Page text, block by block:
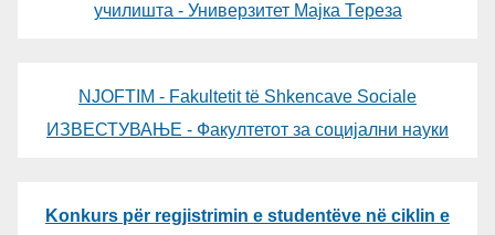
училишта - Универзитет Мајка Тереза
NJOFTIM - Fakultetit të Shkencave Sociale
ИЗВЕСТУВАЊЕ - Факултетот за социјални науки
Konkurs për regjistrimin e studentëve në ciklin e